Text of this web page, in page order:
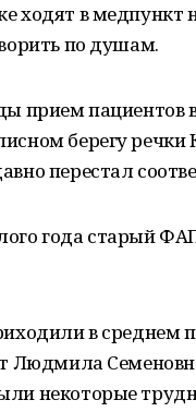
ходят в медпункт
по душам.
прием пациентов
берегу
перестал
года старый
в среднем
Людмила
некоторые